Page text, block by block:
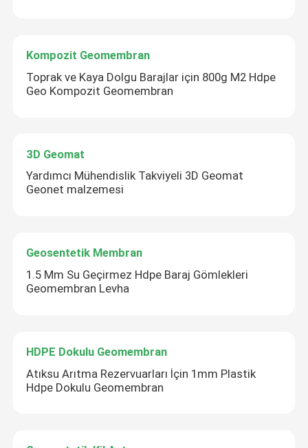
Kompozit Geomembran
Toprak ve Kaya Dolgu Barajlar için 800g M2 Hdpe
Geo Kompozit Geomembran
3D Geomat
Yardımcı Mühendislik Takviyeli 3D Geomat
Geonet malzemesi
Geosentetik Membran
1.5 Mm Su Geçirmez Hdpe Baraj Gömlekleri
Geomembran Levha
HDPE Dokulu Geomembran
Atıksu Arıtma Rezervuarları İçin 1mm Plastik
Hdpe Dokulu Geomembran